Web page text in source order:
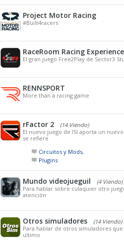
Project Motor Racing
#Built4racers
RaceRoom Racing Experience
El gran juego Free2Play de Sector3
RENNSPORT
More than a racing game
rFactor 2
(14 Viendo)
El nuevo juego de ISI aporta un
se refiere
Circuitos y Mods,
Plugins
Mundo videojueguil
(4 Viendo)
Para hablar sobre culaquier otro
atención
Otros simuladores
(14 Viendo)
Para hablar de otros simuladores
último